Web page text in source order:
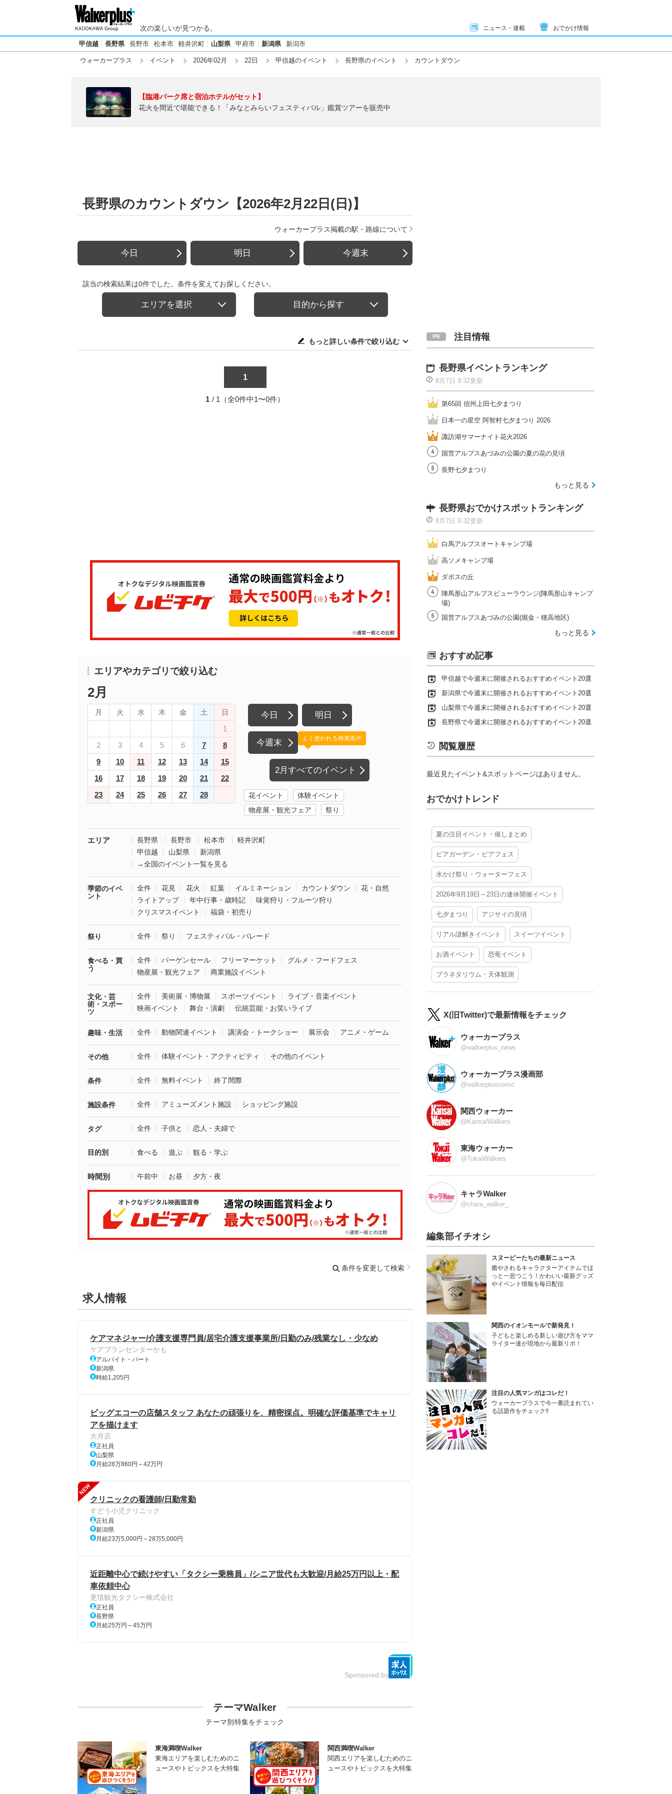
次の楽しいが見つかる。 ニュース・連載 おでかけ情報
甲信越 長野県 長野市 松本市 軽井沢町 山梨県 甲府市 新潟県 新潟市
ウォーカープラス イベント 2026年02月 22日 甲信越のイベント 長野県のイベント カウントダウン
【臨港パーク席と宿泊ホテルがセット】
花火を間近で堪能できる！「みなとみらいフェスティバル」鑑賞ツアーを販売中
長野県のカウントダウン【2026年2月22日(日)】
ウォーカープラス掲載の駅・路線について
今日 明日 今週末
該当の検索結果は0件でした。条件を変えてお探しください。
エリアを選択 目的から探す
もっと詳しい条件で絞り込む
1
1 / 1（全0件中1〜0件）
エリアやカテゴリで絞り込む
2月
月 火 水 木 金 土 日
1
2
3 4 5 6 7
8
9
10 11 12 13 14
15
16
17 18 19 20 21
22
23
24 25 26 27 28
今日 明日
今週末
2月すべてのイベント
よく使われる検索条件
花イベント
体験イベント
物産展・観光フェア
祭り
エリア 長野県 長野市 松本市
軽井沢町
甲信越
山梨県
新潟県
→全国のイベント一覧を見る
季節のイベ
ント
全件 花見 花火 紅葉 イルミネーション カウントダウン
花・自然
ライトアップ
年中行事・歳時記
味覚狩り・フルーツ狩り
クリスマスイベント
福袋・初売り
祭り 全件 祭り フェスティバル・パレード
食べる・買
う
全件 バーゲンセール フリーマーケット
グルメ・フードフェス
物産展・観光フェア
商業施設イベント
文化・芸
術・スポー
ツ
全件 美術展・博物展 スポーツイベント
ライブ・音楽イベント
映画イベント
舞台・演劇 伝統芸能・お笑いライブ
趣味・生活 全件 動物関連イベント 講演会・トークショー 展示会 アニメ・ゲーム
その他 全件 体験イベント・アクティビティ その他のイベント
条件 全件 無料イベント 終了間際
施設条件 全件 アミューズメント施設 ショッピング施設
タグ 全件 子供と 恋人・夫婦で
目的別 食べる 遊ぶ 観る・学ぶ
時間別 午前中 お昼 夕方・夜
条件を変更して検索
求人情報
ケアマネジャー/介護支援専門員/居宅介護支援事業所/日勤のみ/残業なし・少なめ
ケアプランセンターかも
アルバイト・パート
新潟県
時給1,205円
ビッグエコーの店舗スタッフ あなたの頑張りを、精密採点。明確な評価基準でキャリ
アを描けます
大月店
正社員
山梨県
月給28万860円～42万円
NEW
クリニックの看護師/日勤常勤
すどう小児クリニック
正社員
新潟県
月給23万5,000円～28万5,000円
近距離中心で続けやすい「タクシー乗務員」/シニア世代も大歓迎/月給25万円以上・配
車依頼中心
更埴観光タクシー株式会社
正社員
長野県
月給25万円～45万円
Sponsored by
テーマWalker
テーマ別特集をチェック
東海満喫Walker
東海エリアを楽しむためのニ
ュースやトピックスを大特集
関西満喫Walker
関西エリアを楽しむためのニ
ュースやトピックスを大特集
注目情報
長野県イベントランキング
8月7日 9:32更新
第65回 信州上田七夕まつり
日本一の星空 阿智村七夕まつり 2026
諏訪湖サマーナイト花火2026
国営アルプスあづみの公園の夏の花の見頃
長野七夕まつり
もっと見る
長野県おでかけスポットランキング
8月7日 9:32更新
白馬アルプスオートキャンプ場
高ソメキャンプ場
ダボスの丘
陣馬形山アルプスビューラウンジ(陣馬形山キャンプ
場)
国営アルプスあづみの公園(堀金・穂高地区)
もっと見る
おすすめ記事
甲信越で今週末に開催されるおすすめイベント20選
新潟県で今週末に開催されるおすすめイベント20選
山梨県で今週末に開催されるおすすめイベント20選
長野県で今週末に開催されるおすすめイベント20選
閲覧履歴
最近見たイベント&スポットページはありません。
おでかけトレンド
夏の注目イベント・催しまとめ
ビアガーデン・ビアフェス
水かけ祭り・ウォーターフェス
2026年9月19日～23日の連休開催イベント
七夕まつり アジサイの見頃
リアル謎解きイベント スイーツイベント
お酒イベント 恐竜イベント
プラネタリウム・天体観測
X(旧Twitter)で最新情報をチェック
ウォーカープラス
@walkerplus_news
ウォーカープラス漫画部
@walkerpluscomic
関西ウォーカー
@KansaiWalkers
東海ウォーカー
@TokaiWalkers
キャラWalker
@chara_walker_
編集部イチオシ
スヌーピーたちの最新ニュース
癒やされるキャラクターアイテムでほ
っと一息つこう！かわいい最新グッズ
やイベント情報を毎日配信
関西のイオンモールで新発見！
子どもと楽しめる新しい遊び方をママ
ライター達が現地から最新リポ！
注目の人気マンガはコレだ！
ウォーカープラスで今一番読まれてい
る話題作をチェック!!